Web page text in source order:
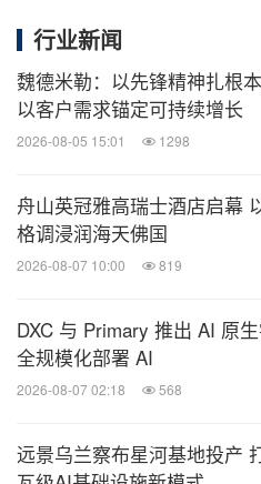
行业新闻
魏德米勒：以先锋精神扎根本
以客户需求锚定可持续增长
2026-08-05 15:01 1298
舟山英冠雅高瑞士酒店启幕
格调浸润海天佛国
2026-08-07 10:00 819
DXC 与 Primary 推出 AI 原
全规模化部署 AI
2026-08-07 02:18 568
远景乌兰察布星河基地投产